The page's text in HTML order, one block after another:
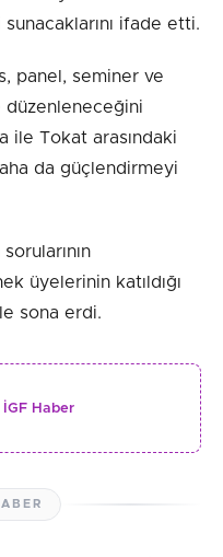
ifade etti.
panel, seminer ve
ile Tokat arasındaki
da güçlendirmeyi
üyelerinin katıldığı
sona erdi.
İGF Haber